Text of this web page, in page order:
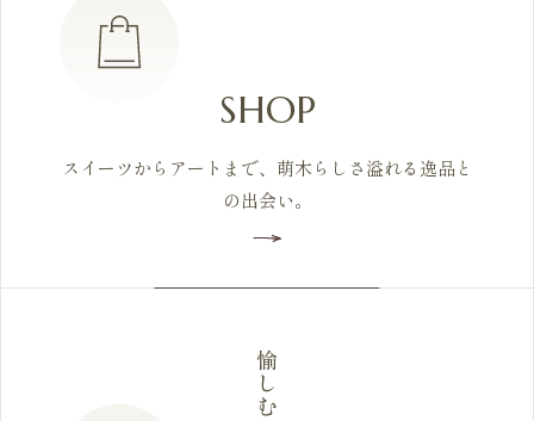
SHOP
スイーツからアートまで、萌木らしさ溢れる逸品と
の出会い。
愉しむ